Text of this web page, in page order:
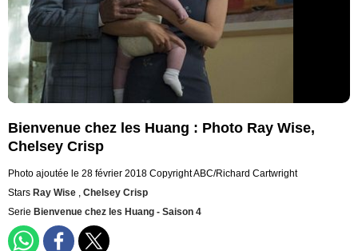
Bienvenue chez les Huang : Photo Ray Wise,
Chelsey Crisp
Photo ajoutée le 28 février 2018 Copyright ABC/Richard Cartwright
Stars Ray Wise , Chelsey Crisp
Serie Bienvenue chez les Huang - Saison 4